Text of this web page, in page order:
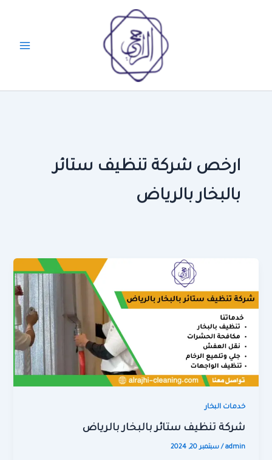
ارخص شركة تنظيف ستائر
بالبخار بالرياض
خدمات البخار
شركة تنظيف ستائر بالبخار بالرياض
admin
/سبتمبر 20, 2024